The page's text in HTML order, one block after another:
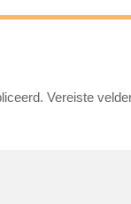
Vereiste